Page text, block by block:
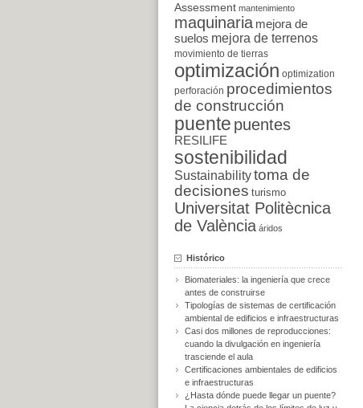
Assessment mantenimiento
maquinaria mejora de
suelos mejora de terrenos
movimiento de tierras
optimización optimization
perforación procedimientos
de construcción
puente puentes
RESILIFE
sostenibilidad
Sustainabilitytoma de
decisiones turismo
Universitat Politècnica
de València áridos
Histórico
Biomateriales: la ingeniería que crece
antes de construirse
Tipologías de sistemas de certificación
ambiental de edificios e infraestructuras
Casi dos millones de reproducciones:
cuando la divulgación en ingeniería
trasciende el aula
Certificaciones ambientales de edificios
e infraestructuras
¿Hasta dónde puede llegar un puente?